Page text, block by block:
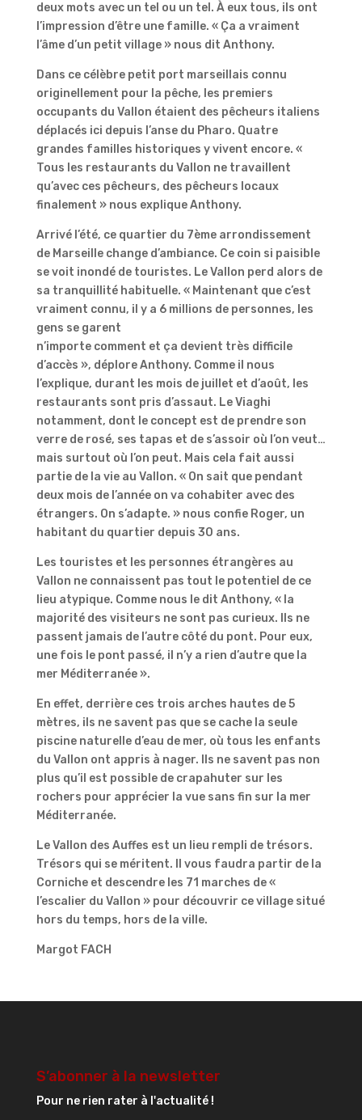
deux mots avec un tel ou un tel. À eux tous, ils ont
l’impression d’être une famille. « Ça a vraiment
l’âme d’un petit village » nous dit Anthony.
Dans ce célèbre petit port marseillais connu
originellement pour la pêche, les premiers
occupants du Vallon étaient des pêcheurs italiens
déplacés ici depuis l’anse du Pharo. Quatre
grandes familles historiques y vivent encore. «
Tous les restaurants du Vallon ne travaillent
qu’avec ces pêcheurs, des pêcheurs locaux
finalement » nous explique Anthony.
Arrivé l’été, ce quartier du 7ème arrondissement
de Marseille change d’ambiance. Ce coin si paisible
se voit inondé de touristes. Le Vallon perd alors de
sa tranquillité habituelle. « Maintenant que c’est
vraiment connu, il y a 6 millions de personnes, les
gens se garent
n’importe comment et ça devient très difficile
d’accès », déplore Anthony. Comme il nous
l’explique, durant les mois de juillet et d’août, les
restaurants sont pris d’assaut. Le Viaghi
notamment, dont le concept est de prendre son
verre de rosé, ses tapas et de s’assoir où l’on veut…
mais surtout où l’on peut. Mais cela fait aussi
partie de la vie au Vallon. « On sait que pendant
deux mois de l’année on va cohabiter avec des
étrangers. On s’adapte. » nous confie Roger, un
habitant du quartier depuis 30 ans.
Les touristes et les personnes étrangères au
Vallon ne connaissent pas tout le potentiel de ce
lieu atypique. Comme nous le dit Anthony, « la
majorité des visiteurs ne sont pas curieux. Ils ne
passent jamais de l’autre côté du pont. Pour eux,
une fois le pont passé, il n’y a rien d’autre que la
mer Méditerranée ».
En effet, derrière ces trois arches hautes de 5
mètres, ils ne savent pas que se cache la seule
piscine naturelle d’eau de mer, où tous les enfants
du Vallon ont appris à nager. Ils ne savent pas non
plus qu’il est possible de crapahuter sur les
rochers pour apprécier la vue sans fin sur la mer
Méditerranée.
Le Vallon des Auffes est un lieu rempli de trésors.
Trésors qui se méritent. Il vous faudra partir de la
Corniche et descendre les 71 marches de «
l’escalier du Vallon » pour découvrir ce village situé
hors du temps, hors de la ville.
Margot FACH
S’abonner à la newsletter
Pour ne rien rater à l'actualité !